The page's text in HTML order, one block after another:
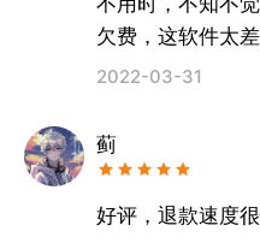
欠费，这软件太
2022-03-31
蓟
好评，退款速度